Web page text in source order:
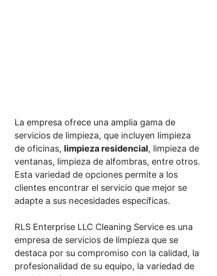
La empresa ofrece una amplia gama de
servicios de limpieza, que incluyen limpieza
de oficinas, limpieza residencial, limpieza de
ventanas, limpieza de alfombras, entre otros.
Esta variedad de opciones permite a los
clientes encontrar el servicio que mejor se
adapte a sus necesidades específicas.
RLS Enterprise LLC Cleaning Service es una
empresa de servicios de limpieza que se
destaca por su compromiso con la calidad, la
profesionalidad de su equipo, la variedad de